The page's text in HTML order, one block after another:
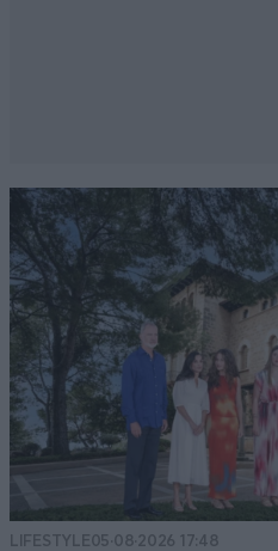
LIFESTYLE05·08·2026 17:48